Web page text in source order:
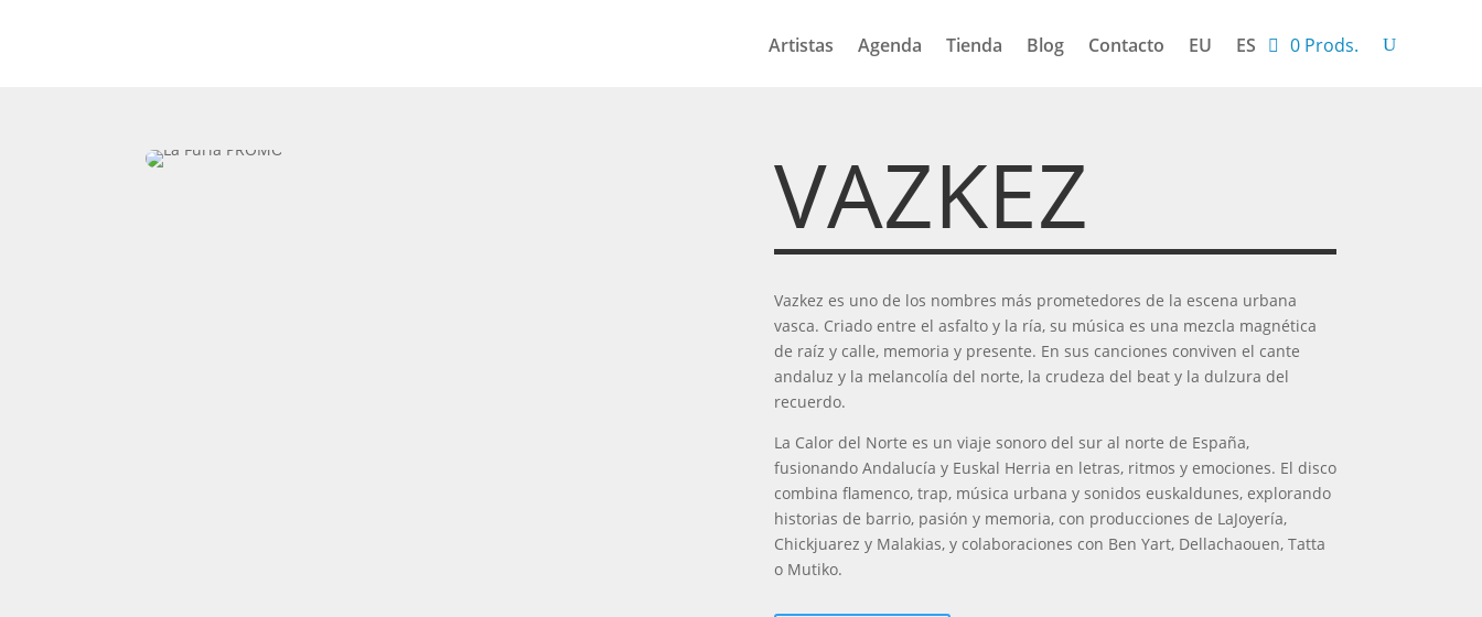
Artistas Agenda Tienda Blog Contacto EU ES 0 Prods.
VAZKEZ
Vazkez es uno de los nombres más prometedores de la escena urbana
vasca. Criado entre el asfalto y la ría, su música es una mezcla magnética
de raíz y calle, memoria y presente. En sus canciones conviven el cante
andaluz y la melancolía del norte, la crudeza del beat y la dulzura del
recuerdo.
La Calor del Norte es un viaje sonoro del sur al norte de España,
fusionando Andalucía y Euskal Herria en letras, ritmos y emociones. El disco
combina flamenco, trap, música urbana y sonidos euskaldunes, explorando
historias de barrio, pasión y memoria, con producciones de LaJoyería,
Chickjuarez y Malakias, y colaboraciones con Ben Yart, Dellachaouen, Tatta
o Mutiko.